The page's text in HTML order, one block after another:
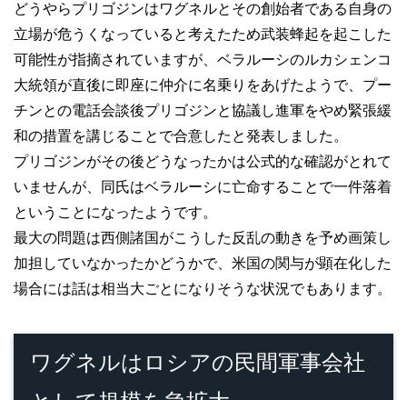
どうやらプリゴジンはワグネルとその創始者である自身の
立場が危うくなっていると考えたため武装蜂起を起こした
可能性が指摘されていますが、ベラルーシのルカシェンコ
大統領が直後に即座に仲介に名乗りをあげたようで、プー
チンとの電話会談後プリゴジンと協議し進軍をやめ緊張緩
和の措置を講じることで合意したと発表しました。
プリゴジンがその後どうなったかは公式的な確認がとれて
いませんが、同氏はベラルーシに亡命することで一件落着
ということになったようです。
最大の問題は西側諸国がこうした反乱の動きを予め画策し
加担していなかったかどうかで、米国の関与が顕在化した
場合には話は相当大ごとになりそうな状況でもあります。
ワグネルはロシアの民間軍事会社